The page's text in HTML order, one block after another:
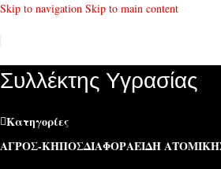
Skip to navigation Skip to main content
Συλλέκτης Υγρασίας
Κατηγορίες
ΑΓΡΌΣ-ΚΉΠΟΣΔΙΆΦΟΡΑΕΊΔΗ